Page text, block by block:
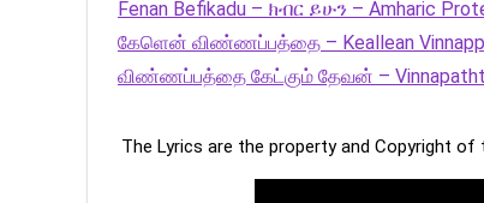
Fenan Befikadu – ክብር ይሁን – Amharic
கேளென் விண்ணப்பத்தை – Keallean
விண்ணப்பத்தை கேட்கும் தேவன் –
The Lyrics are the property and Copyright of